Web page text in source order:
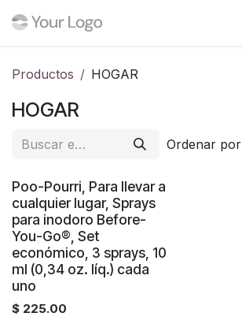
Productos HOGAR
HOGAR
Ordenar por
¡Nuevo!
Poo-Pourri, Para llevar a
cualquier lugar, Sprays
para inodoro Before-
You-Go®, Set
económico, 3 sprays, 10
ml (0,34 oz. líq.) cada
uno
$ 225.00